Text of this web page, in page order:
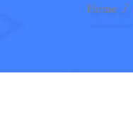
Home /